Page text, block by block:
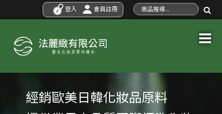
登入 會員註冊
經銷歐美日韓化妝品原料